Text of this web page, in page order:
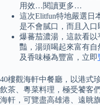
用效…閱讀更多…
這次Elitfun特地嚴選日
是不會膩口，而且入口
爆蕃茄濃湯，這款看
豔，湯頭喝起來富有
及香味極為豐富，立即
40樓觀海軒中餐廳，以港式
飲茶、粵菜料理，極受饕客
海軒，可覽盡高雄港、遠眺